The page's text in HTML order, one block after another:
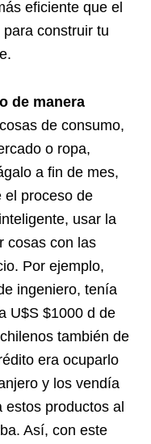
eficiente que el
construir tu
de manera
de consumo,
o ropa,
a fin de mes,
el proceso de
usar la
cosas con las
Por ejemplo,
ingeniero, tenía
U$S $1000 d de
también de
era ocuparlo
y los vendía
estos productos al
Así, con este